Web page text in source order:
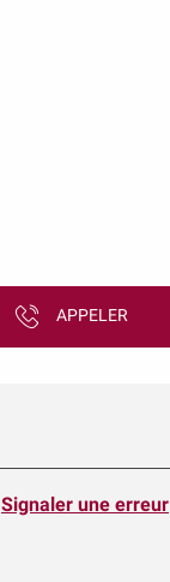
APPELER
Signaler une erreur